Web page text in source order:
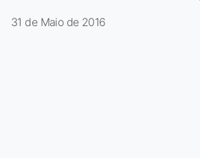
31 de Maio de 2016